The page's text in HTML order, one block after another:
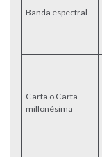
Banda espectral
Carta o Carta
millonésima